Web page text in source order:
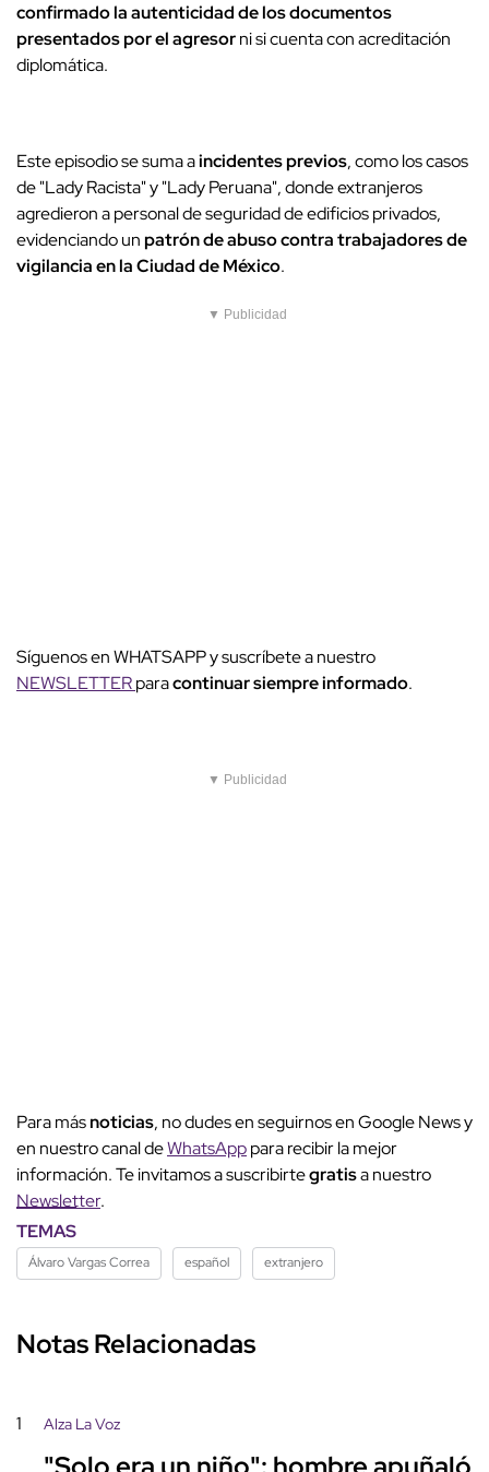
confirmado la autenticidad de los documentos
presentados por el agresorni si cuenta con acreditación
diplomática.
Este episodio se suma aincidentes previos, como los casos
de "Lady Racista" y "Lady Peruana", donde extranjeros
agredieron a personal de seguridad de edificios privados,
evidenciando unpatrón de abuso contra trabajadores de
vigilancia en la Ciudad de México.
▼ Publicidad
Síguenos en WHATSAPP y suscríbete a nuestro
NEWSLETTERparacontinuar siempre informado.
▼ Publicidad
Para másnoticias, no dudes en seguirnos en Google News y
en nuestro canal deWhatsApppara recibir la mejor
información. Te invitamos a suscribirtegratisa nuestro
Newsletter.
TEMAS
Álvaro Vargas Correa español extranjero
Notas Relacionadas
1 Alza La Voz